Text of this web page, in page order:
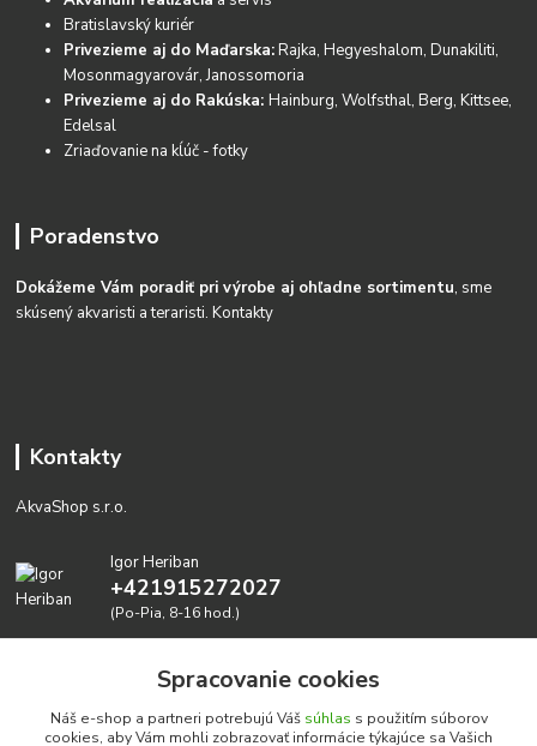
Bratislavský kuriér
Privezieme aj do Maďarska:Rajka, Hegyeshalom, Dunakiliti,
Mosonmagyarovár, Janossomoria
Privezieme aj do Rakúska:Hainburg, Wolfsthal, Berg, Kittsee,
Edelsal
Zriaďovanie na kĺúč - fotky
Poradenstvo
Dokážeme Vám poradiť pri výrobe aj ohľadne sortimentu, sme
skúsený akvaristi a teraristi.Kontakty
Kontakty
AkvaShop s.r.o.
Igor Heriban
+421915272027
(Po-Pia, 8-16 hod.)
Spracovanie cookies
Náš e-shop a partneri potrebujú Váš súhlas s použitím súborov
cookies, aby Vám mohli zobrazovať informácie týkajúce sa Vašich